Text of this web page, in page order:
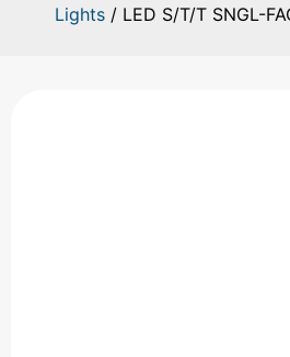
Lights/ LED S/T/T SNGL-